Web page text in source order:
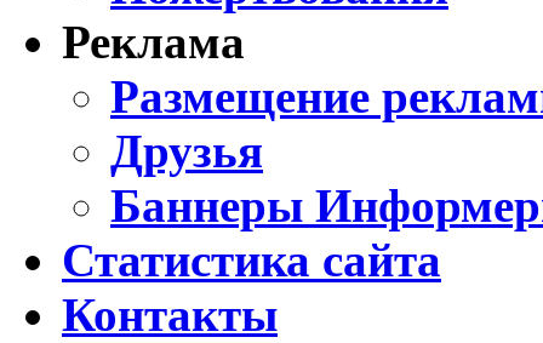
Реклама
Размещение
Друзья
Баннеры
Статистика сайта
Контакты